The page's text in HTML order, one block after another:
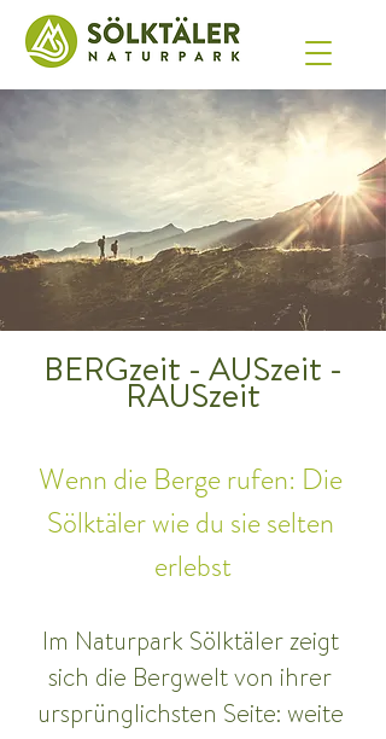
BERGzeit - AUSzeit -
RAUSzeit
Wenn die Berge rufen: Die
Sölktäler wie du sie selten
erlebst
Im Naturpark Sölktäler zeigt
sich die Bergwelt von ihrer
ursprünglichsten Seite: weite